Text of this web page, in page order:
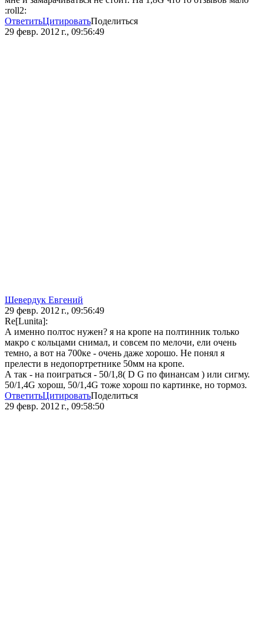
:roll2:
ОтветитьЦитироватьПоделиться
29 февр. 2012 г., 09:56:49
Шевердук Евгений
29 февр. 2012 г., 09:56:49
Re[Lunita]:
А именно полтос нужен? я на кропе на полтинник только
макро с кольцами снимал, и совсем по мелочи, ели очень
темно, а вот на 700ке - очень даже хорошо. Не понял я
прелести в недопортретнике 50мм на кропе.
А так - на поиграться - 50/1,8( D G по финансам ) или сигму.
50/1,4G хорош, 50/1,4G тоже хорош по картинке, но тормоз.
ОтветитьЦитироватьПоделиться
29 февр. 2012 г., 09:58:50